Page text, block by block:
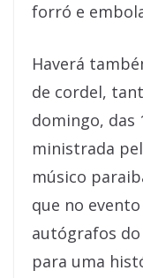
forró e
Haverá
de cordel,
domingo, das
ministrada
músico
que no
autógrafos
para uma